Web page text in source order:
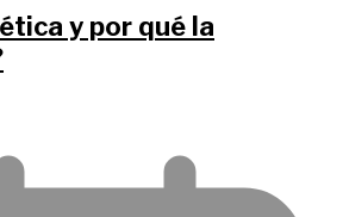
y por qué la